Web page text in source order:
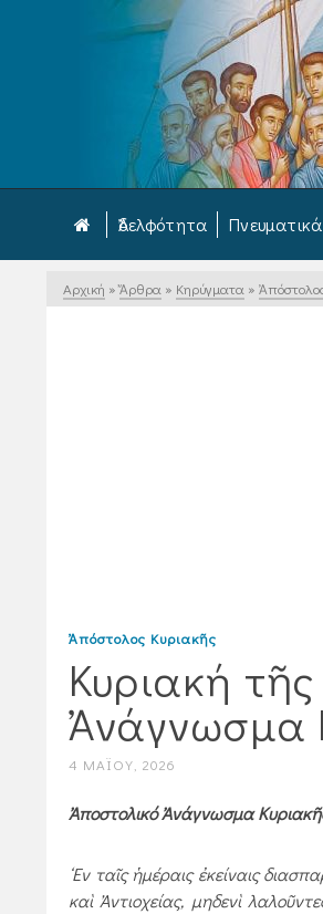
Ἀδελφότητα
Αρχική » Ἄρθρα » Κηρύγματα »
Ἀπόστολος Κυριακῆς
Κυριακή
Ἀνάγνωσμα
4 ΜΑΪ́ΟΥ, 2026
Ἀποστολικό Ἀνάγνωσμα
‘Eν ταῖς ἡμέραις ἐκείναις
καὶ Ἀντιοχείας, μηδενὶ